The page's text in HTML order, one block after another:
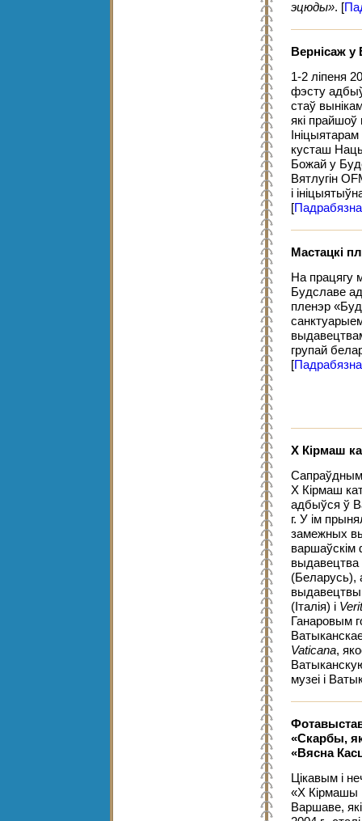
эцюды». [
Вернісаж у
1-2 ліпеня
фэсту
стаў
які прайшоў
кусташ
Божай у
Вятлугін
і
[Падрабязна
Мастацкі
На працягу
Будславе
пленэр
групай
[Падрабязна
Х Кірмаш
Сапраўдным
Х Кірмаш
адбыўся ў
г. У ім
замежных
варшаўскім
выдавецтва
(Беларусь),
(Італія) і
Ганаровым
Vaticana,
музеі і
«Скарбы,
«Вясна
Цікавым і
«Х Кірмашы
Варшаве,